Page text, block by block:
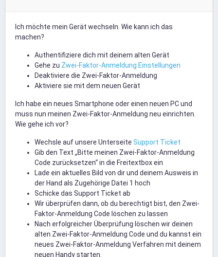
Ich möchte mein Gerät wechseln. Wie kann ich das
machen?
Authentifiziere dich mit deinem alten Gerät
Gehe zu Zwei-Faktor-Anmeldung Einstellungen
Deaktiviere die Zwei-Faktor-Anmeldung
Aktiviere sie mit dem neuen Gerät
Ich habe ein neues Smartphone oder einen neuen PC und
muss nun meinen Zwei-Faktor-Anmeldung neu einrichten.
Wie gehe ich vor?
Wechsle auf unsere Unterseite Support Ticket
Gib den Text „Bitte meinen Zwei-Faktor-Anmeldung
Code zurücksetzen“ in die Freitextbox ein
Lade ein aktuelles Bild von dir und deinem Ausweis in
der Hand als Zugehörige Datei 1 hoch
Schicke das Support Ticket ab
Wir überprüfen dann, ob du berechtigt bist, den Zwei-
Faktor-Anmeldung Code löschen zu lassen
Nach erfolgreicher Überprüfung löschen wir deinen
alten Zwei-Faktor-Anmeldung Code und du kannst ein
neues Zwei-Faktor-Anmeldung Verfahren mit deinem
neuen Handy starten.